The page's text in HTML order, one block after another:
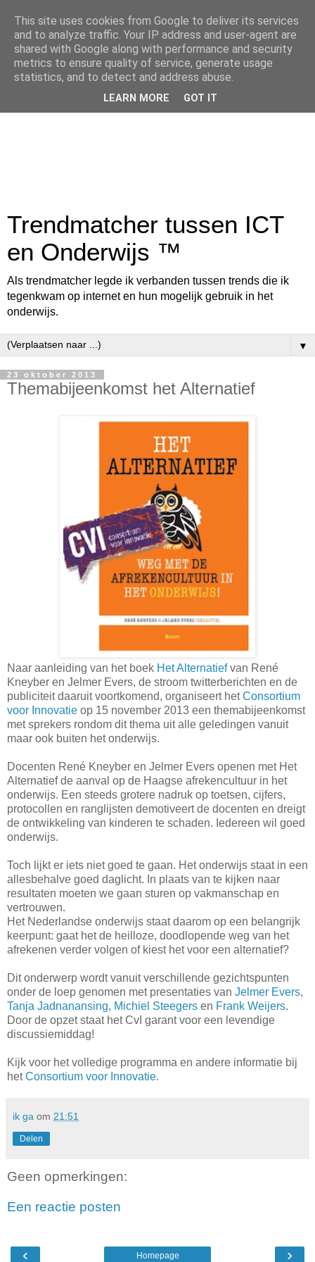
Trendmatcher tussen ICT
en Onderwijs ™
Als trendmatcher legde ik verbanden tussen trends die ik
tegenkwam op internet en hun mogelijk gebruik in het
onderwijs.
▼
23 oktober 2013
Themabijeenkomst het Alternatief
Naar aanleiding van het boek Het Alternatiefvan René
Kneyber en Jelmer Evers, de stroom twitterberichten en de
publiciteit daaruit voortkomend, organiseert hetConsortium
voor Innovatie op 15 november 2013 een themabijeenkomst
met sprekers rondom dit thema uit alle geledingen vanuit
maar ook buiten het onderwijs.
Docenten René Kneyber en Jelmer Evers openen met Het
Alternatief de aanval op de Haagse afrekencultuur in het
onderwijs. Een steeds grotere nadruk op toetsen, cijfers,
protocollen en ranglijsten demotiveert de docenten en dreigt
de ontwikkeling van kinderen te schaden. Iedereen wil goed
onderwijs.
Toch lijkt er iets niet goed te gaan. Het onderwijs staat in een
allesbehalve goed daglicht. In plaats van te kijken naar
resultaten moeten we gaan sturen op vakmanschap en
vertrouwen.
Het Nederlandse onderwijs staat daarom op een belangrijk
keerpunt: gaat het de heilloze, doodlopende weg van het
afrekenen verder volgen of kiest het voor een alternatief?
Dit onderwerp wordt vanuit verschillende gezichtspunten
onder de loep genomen met presentaties van Jelmer Evers,
Tanja Jadnanansing, Michiel Steegers en Frank Weijers.
Door de opzet staat het CvI garant voor een levendige
discussiemiddag!
Kijk voor het volledige programma en andere informatie bij
hetConsortium voor Innovatie.
ik ga om 21:51
Delen
Geen opmerkingen:
Een reactie posten
‹ ›
Homepage
This site uses cookies from Google to deliver its services
and to analyze traffic. Your IP address and user-agent are
shared with Google along with performance and security
metrics to ensure quality of service, generate usage
statistics, and to detect and address abuse.
LEARN MORE GOT IT